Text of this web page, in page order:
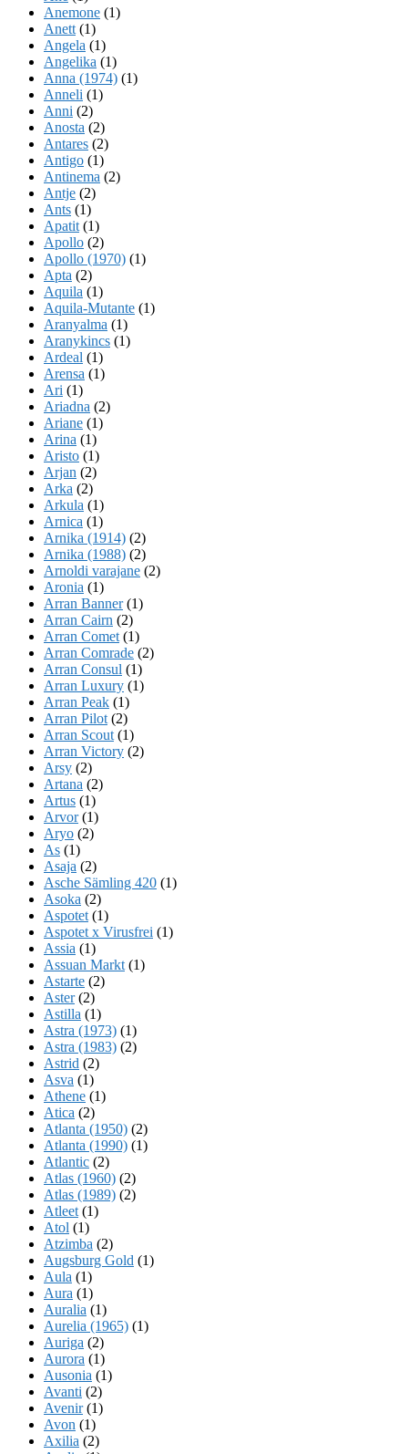
Anemone (1)
Anett (1)
Angela (1)
Angelika (1)
Anna (1974) (1)
Anneli (1)
Anni (2)
Anosta (2)
Antares (2)
Antigo (1)
Antinema (2)
Antje (2)
Ants (1)
Apatit (1)
Apollo (2)
Apollo (1970) (1)
Apta (2)
Aquila (1)
Aquila-Mutante (1)
Aranyalma (1)
Aranykincs (1)
Ardeal (1)
Arensa (1)
Ari (1)
Ariadna (2)
Ariane (1)
Arina (1)
Aristo (1)
Arjan (2)
Arka (2)
Arkula (1)
Arnica (1)
Arnika (1914) (2)
Arnika (1988) (2)
Arnoldi varajane (2)
Aronia (1)
Arran Banner(1)
Arran Cairn (2)
Arran Comet (1)
Arran Comrade (2)
Arran Consul (1)
Arran Luxury (1)
Arran Peak (1)
Arran Pilot (2)
Arran Scout (1)
Arran Victory (2)
Arsy (2)
Artana (2)
Artus (1)
Arvor(1)
Aryo (2)
As (1)
Asaja (2)
Asche Sämling 420 (1)
Asoka (2)
Aspotet (1)
Aspotet x Virusfrei (1)
Assia (1)
Assuan Markt (1)
Astarte (2)
Aster(2)
Astilla (1)
Astra (1973) (1)
Astra (1983) (2)
Astrid (2)
Asva (1)
Athene (1)
Atica (2)
Atlanta (1950) (2)
Atlanta (1990) (1)
Atlantic (2)
Atlas (1960) (2)
Atlas (1989) (2)
Atleet (1)
Atol (1)
Atzimba (2)
Augsburg Gold (1)
Aula (1)
Aura (1)
Auralia (1)
Aurelia (1965) (1)
Auriga (2)
Aurora (1)
Ausonia (1)
Avanti (2)
Avenir(1)
Avon (1)
Axilia (2)